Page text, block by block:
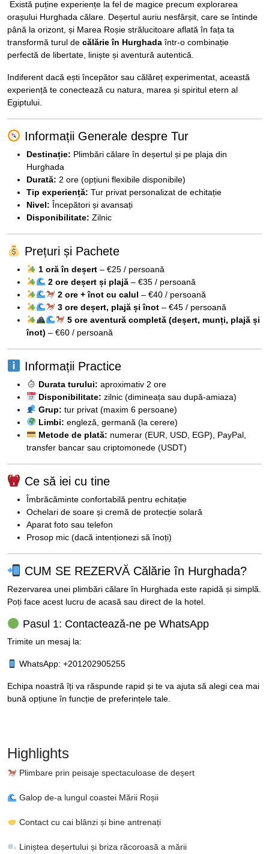
Există puține experiențe la fel de magice precum explorarea
orașului Hurghada călare. Deșertul auriu nesfârșit, care se întinde
până la orizont, și Marea Roșie strălucitoare aflată în fața ta
transformă turul de călărie în Hurghadaîntr-o combinație
perfectă de libertate, liniște și aventură autentică.
Indiferent dacă ești începător sau călăreț experimentat, această
experiență te conectează cu natura, marea și spiritul etern al
Egiptului.
Informații Generale despre Tur
Destinație: Plimbări călare în deșertul și pe plaja din
Hurghada
Durată: 2 ore (opțiuni flexibile disponibile)
Tip experiență: Tur privat personalizat de echitație
Nivel: Începători și avansați
Disponibilitate: Zilnic
Prețuri și Pachete
1 oră în deșert– €25 / persoană
2 ore deșert și plajă– €35 / persoană
2 ore + înot cu calul – €40 / persoană
3 ore deșert, plajă și înot– €45 / persoană
5 ore aventură completă (deșert, munți, plajă și
înot) – €60 / persoană
Informații Practice
Durata turului: aproximativ 2 ore
Disponibilitate: zilnic (dimineața sau după-amiaza)
Grup: tur privat (maxim 6 persoane)
Limbi: engleză, germană (la cerere)
Metode de plată: numerar (EUR, USD, EGP), PayPal,
transfer bancar sau criptomonede (USDT)
Ce să iei cu tine
Îmbrăcăminte confortabilă pentru echitație
Ochelari de soare și cremă de protecție solară
Aparat foto sau telefon
Prosop mic (dacă intenționezi să înoți)
CUM SE REZERVĂ Călărie în Hurghada?
Rezervarea unei plimbări călare în Hurghada este rapidă și simplă.
Poți face acest lucru de acasă sau direct de la hotel.
Pasul 1: Contactează-ne pe WhatsApp
Trimite un mesaj la:
WhatsApp: +201202905255
Echipa noastră îți va răspunde rapid și te va ajuta să alegi cea mai
bună opțiune în funcție de preferințele tale.
Highlights
Plimbare prin peisaje spectaculoase de deșert
Galop de-a lungul coastei Mării Roșii
Contact cu cai blânzi și bine antrenați
Liniștea deșertului și briza răcoroasă a mării